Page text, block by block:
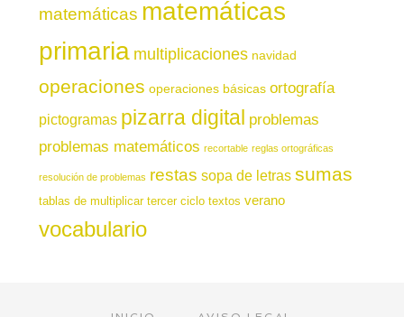
matemáticas matemáticas
primaria multiplicaciones navidad
operaciones operaciones básicas ortografía
pictogramas pizarra digital problemas
problemas matemáticos recortable reglas ortográficas
resolución de problemas restas sopa de letras sumas
tablas de multiplicar tercer ciclo textos verano
vocabulario